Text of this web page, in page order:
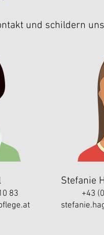
und schildern
83
Stefanie
+43